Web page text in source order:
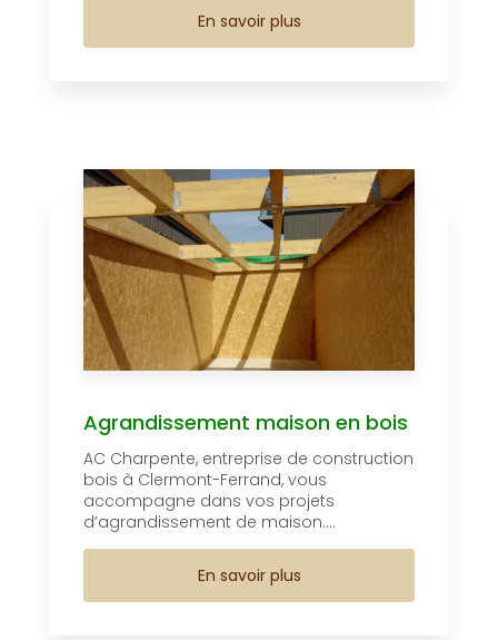
En savoir plus
Agrandissement maison en bois
AC Charpente, entreprise de construction
bois à Clermont-Ferrand, vous
accompagne dans vos projets
d’agrandissement de maison....
En savoir plus